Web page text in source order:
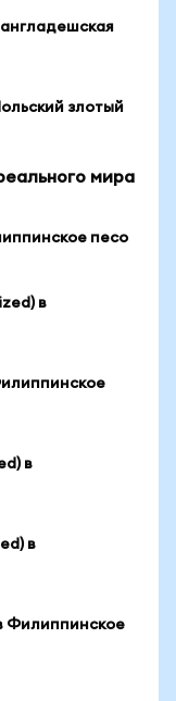
злотый
мира
песо
в
в
в
Филиппинское